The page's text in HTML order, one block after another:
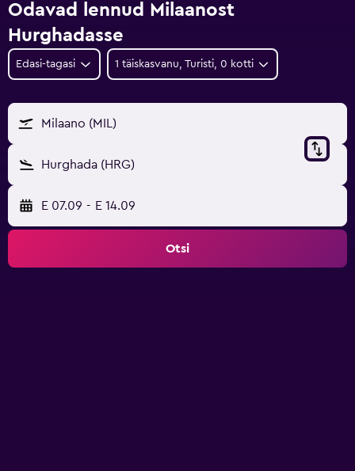
Odavad lennud Milaanost
Hurghadasse
Edasi-tagasi 1 täiskasvanu, Turisti, 0 kotti
Milaano (MIL)
Hurghada (HRG)
E 07.09 - E 14.09
Otsi